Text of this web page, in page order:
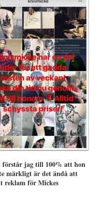
förstår jag till 100% att hon
märkligt är det ändå att
reklam för Mickes